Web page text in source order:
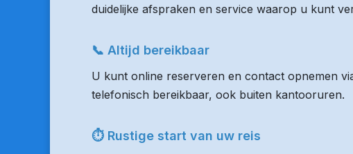
duidelijke afspraken en service waarop u kunt
📞 Altijd bereikbaar
U kunt online reserveren en contact opnemen
telefonisch bereikbaar, ook buiten kantooruren.
⏱ Rustige start van uw reis